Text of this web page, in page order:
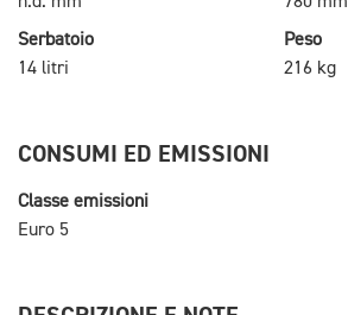
Serbatoio
14 litri
Peso
216 kg
CONSUMI ED EMISSIONI
Classe emissioni
Euro 5